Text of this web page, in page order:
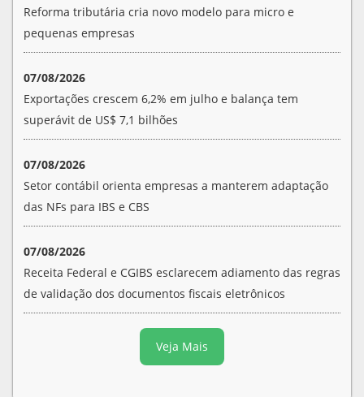
Reforma tributária cria novo modelo para micro e
pequenas empresas
07/08/2026
Exportações crescem 6,2% em julho e balança tem
superávit de US$ 7,1 bilhões
07/08/2026
Setor contábil orienta empresas a manterem adaptação
das NFs para IBS e CBS
07/08/2026
Receita Federal e CGIBS esclarecem adiamento das regras
de validação dos documentos fiscais eletrônicos
Veja Mais